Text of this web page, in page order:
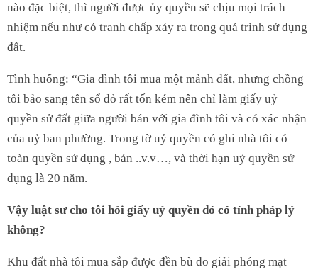
nào đặc biệt, thì người được ủy quyền sẽ chịu mọi trách
nhiệm nếu như có tranh chấp xảy ra trong quá trình sử dụng
đất.
Tình huống: “Gia đình tôi mua một mảnh đất, nhưng chồng
tôi bảo sang tên sổ đỏ rất tốn kém nên chỉ làm giấy uỷ
quyền sử đất giữa người bán với gia đình tôi và có xác nhận
của uỷ ban phường. Trong tờ uỷ quyền có ghi nhà tôi có
toàn quyền sử dụng , bán ..v.v…, và thời hạn uỷ quyền sử
dụng là 20 năm.
Vậy luật sư cho tôi hỏi giấy uỷ quyền đó có tính pháp lý
không?
Khu đất nhà tôi mua sắp được đền bù do giải phóng mạt